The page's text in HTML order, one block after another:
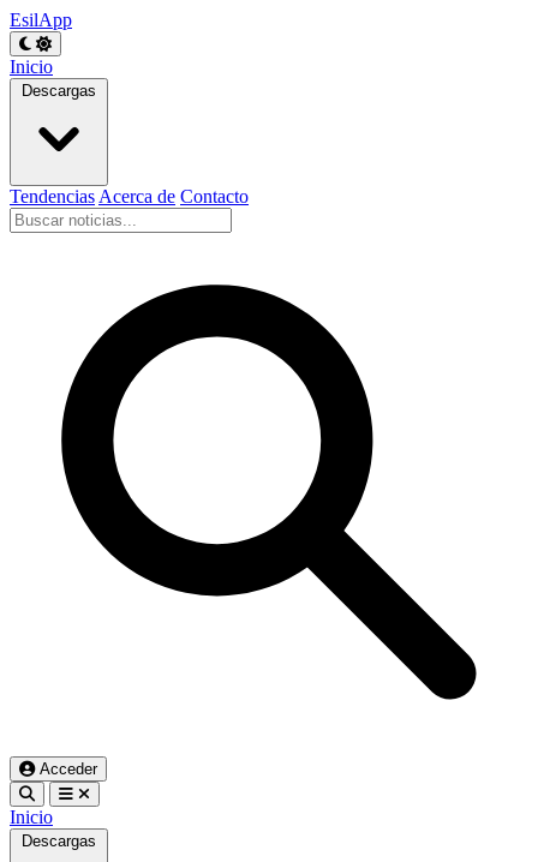
EsilApp
Inicio
Descargas
Tendencias Acerca de Contacto
Acceder
Inicio
Descargas